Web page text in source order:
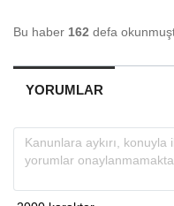
Bu haber 162 defa
YORUMLAR